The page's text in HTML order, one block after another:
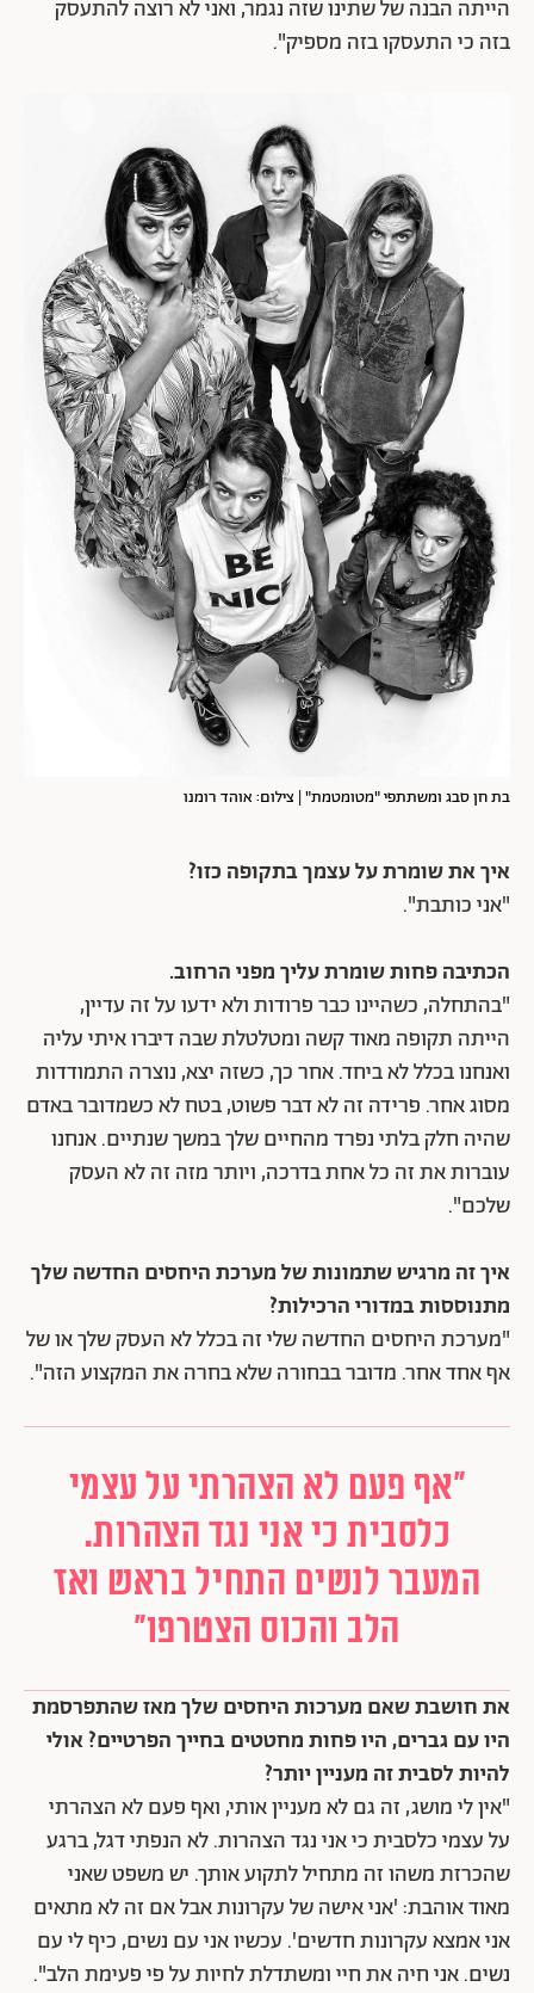
הייתה הבנה של שתינו שזה נגמר, ואני לא רוצה להתעסק
בזה כי התעסקו בזה מספיק".
בת חן סבג ומשתתפי "מטומטמת" | צילום: אוהד רומנו
איך את שומרת על עצמך בתקופה כזו?
"אני כותבת".
הכתיבה פחות שומרת עליך מפני הרחוב.
"בהתחלה, כשהיינו כבר פרודות ולא ידעו על זה עדיין,
הייתה תקופה מאוד קשה ומטלטלת שבה דיברו איתי עליה
ואנחנו בכלל לא ביחד. אחר כך, כשזה יצא, נוצרה התמודדות
מסוג אחר. פרידה זה לא דבר פשוט, בטח לא כשמדובר באדם
שהיה חלק בלתי נפרד מהחיים שלך במשך שנתיים. אנחנו
עוברות את זה כל אחת בדרכה, ויותר מזה זה לא העסק
שלכם".
איך זה מרגיש שתמונות של מערכת היחסים החדשה שלך
מתנוססות במדורי הרכילות?
"מערכת היחסים החדשה שלי זה בכלל לא העסק שלך או של
אף אחד אחר. מדובר בבחורה שלא בחרה את המקצוע הזה".
"אף פעם לא הצהרתי על עצמי
כלסבית כי אני נגד הצהרות.
המעבר לנשים התחיל בראש ואז
הלב והכוס הצטרפו"
את חושבת שאם מערכות היחסים שלך מאז שהתפרסמת
היו עם גברים, היו פחות מחטטים בחייך הפרטיים? אולי
להיות לסבית זה מעניין יותר?
"אין לי מושג, זה גם לא מעניין אותי, ואף פעם לא הצהרתי
על עצמי כלסבית כי אני נגד הצהרות. לא הנפתי דגל, ברגע
שהכרזת משהו זה מתחיל לתקוע אותך. יש משפט שאני
מאוד אוהבת: 'אני אישה של עקרונות אבל אם זה לא מתאים
אני אמצא עקרונות חדשים'. עכשיו אני עם נשים, כיף לי עם
נשים. אני חיה את חיי ומשתדלת לחיות על פי פעימת הלב".